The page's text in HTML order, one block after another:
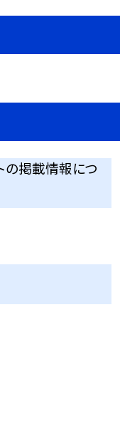
の掲載情報につ